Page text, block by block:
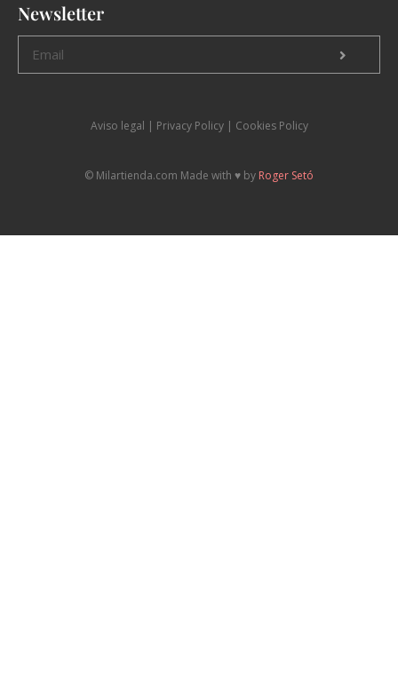
Newsletter
Aviso legal | Privacy Policy | Cookies Policy
© Milartienda.com Made with ♥️ by Roger Setó